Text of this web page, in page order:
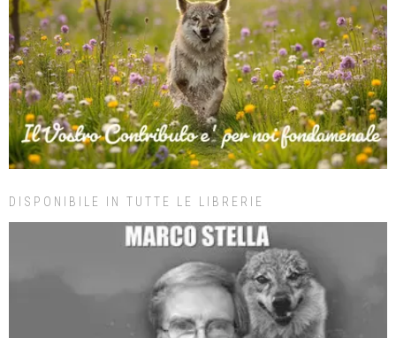
DISPONIBILE IN TUTTE LE LIBRERIE